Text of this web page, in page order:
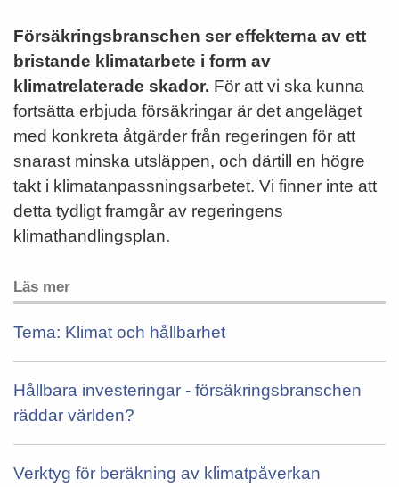
Försäkringsbranschen ser effekterna av ett
bristande klimatarbete i form av
klimatrelaterade skador. För att vi ska kunna
fortsätta erbjuda försäkringar är det angeläget
med konkreta åtgärder från regeringen för att
snarast minska utsläppen, och därtill en högre
takt i klimatanpassningsarbetet. Vi finner inte att
detta tydligt framgår av regeringens
klimathandlingsplan.
Läs mer
Tema: Klimat och hållbarhet
Hållbara investeringar - försäkringsbranschen
räddar världen?
Verktyg för beräkning av klimatpåverkan